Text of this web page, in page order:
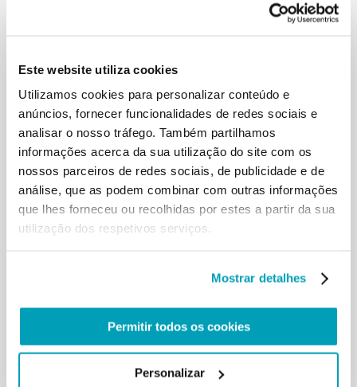
Este website utiliza cookies
Utilizamos cookies para personalizar conteúdo e
anúncios, fornecer funcionalidades de redes sociais e
analisar o nosso tráfego. Também partilhamos
informações acerca da sua utilização do site com os
nossos parceiros de redes sociais, de publicidade e de
análise, que as podem combinar com outras informações
que lhes forneceu ou recolhidas por estes a partir da sua
utilização dos respetivos serviços.
Mostrar detalhes
Permitir todos os cookies
Personalizar
preocupações comuns e do nosso sofrimento face
seres humanos e das diversas formas de escravidão
moderna. Agradeço a Vossa
Graça o compromisso que demonstra ao opor-se a
este crime intolerável contra a
dignidade humana. Neste vasto campo de acção,
que se apresenta em toda a sua
urgência, foram iniciadas significativas actividades
de cooperação quer em âmbito
ecuménico, quer com autoridades civis e
organizações internacionais. São muitas
generosidade e coragem em várias partes do
de acção contra o tráfico de mulheres criada por
numerosos institutos religiosos
femininos. Comprometamo-nos a perseverar na
escravidão, confiando poder contribuir para dar